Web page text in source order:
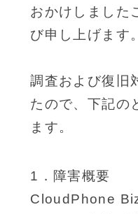
おかけしました
び申し上げます。
調査および復旧
たので、下記の
ます。
1．障害概要
CloudPhone